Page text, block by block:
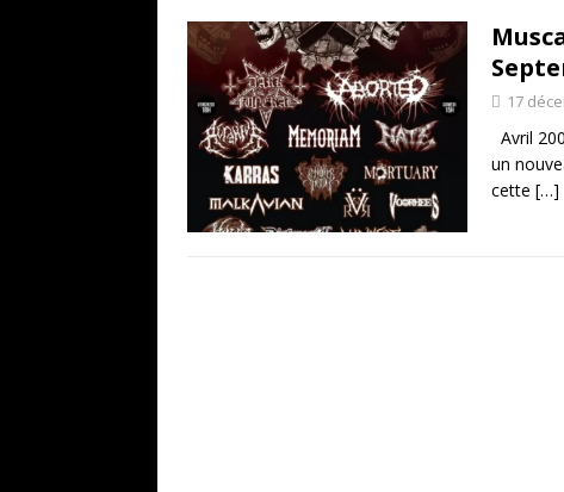
17
Avril
un
cette […]